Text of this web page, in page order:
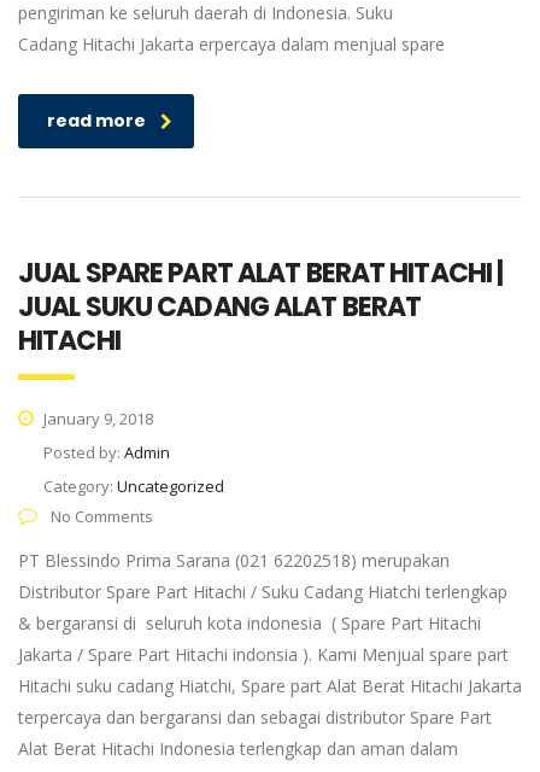
pengiriman ke seluruh daerah di Indonesia. Suku
Cadang Hitachi Jakarta erpercaya dalam menjual spare
read more
JUAL SPARE PART ALAT BERAT HITACHI |
JUAL SUKU CADANG ALAT BERAT
HITACHI
January 9, 2018
Posted by: Admin
Category: Uncategorized
No Comments
PT Blessindo Prima Sarana (021 62202518) merupakan
Distributor Spare Part Hitachi / Suku Cadang Hiatchi terlengkap
& bergaransi di seluruh kota indonesia ( Spare Part Hitachi
Jakarta / Spare Part Hitachi indonsia ). Kami Menjual spare part
Hitachi suku cadang Hiatchi, Spare part Alat Berat Hitachi Jakarta
terpercaya dan bergaransi dan sebagai distributor Spare Part
Alat Berat Hitachi Indonesia terlengkap dan aman dalam